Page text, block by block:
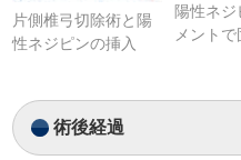
片側椎弓切除術と陽
性ネジピンの挿入
陽性ネジ
メントで
術後経過